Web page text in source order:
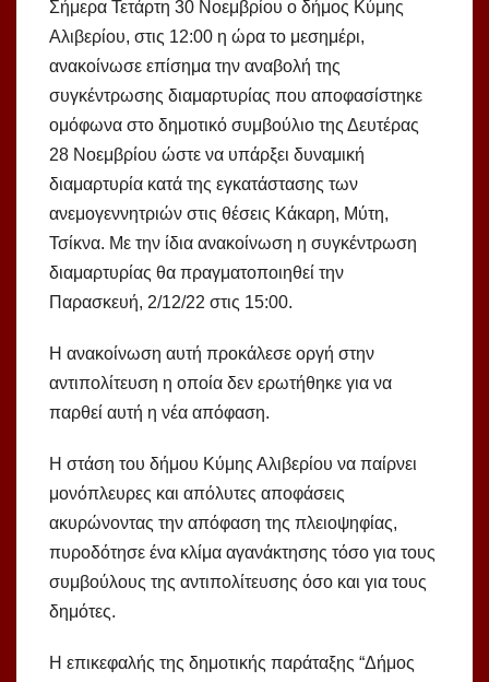
Σήμερα Τετάρτη 30 Νοεμβρίου ο δήμος Κύμης
Αλιβερίου, στις 12:00 η ώρα το μεσημέρι,
ανακοίνωσε επίσημα την αναβολή της
συγκέντρωσης διαμαρτυρίας που αποφασίστηκε
ομόφωνα στο δημοτικό συμβούλιο της Δευτέρας
28 Νοεμβρίου ώστε να υπάρξει δυναμική
διαμαρτυρία κατά της εγκατάστασης των
ανεμογεννητριών στις θέσεις Κάκαρη, Μύτη,
Τσίκνα. Με την ίδια ανακοίνωση η συγκέντρωση
διαμαρτυρίας θα πραγματοποιηθεί την
Παρασκευή, 2/12/22 στις 15:00.
Η ανακοίνωση αυτή προκάλεσε οργή στην
αντιπολίτευση η οποία δεν ερωτήθηκε για να
παρθεί αυτή η νέα απόφαση.
Η στάση του δήμου Κύμης Αλιβερίου να παίρνει
μονόπλευρες και απόλυτες αποφάσεις
ακυρώνοντας την απόφαση της πλειοψηφίας,
πυροδότησε ένα κλίμα αγανάκτησης τόσο για τους
συμβούλους της αντιπολίτευσης όσο και για τους
δημότες.
Η επικεφαλής της δημοτικής παράταξης “Δήμος